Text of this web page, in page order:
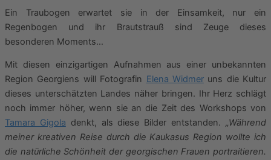
Ein Traubogen erwartet sie in der Einsamkeit, nur ein
Regenbogen und ihr Brautstrauß sind Zeuge dieses
besonderen Moments…
Mit diesen einzigartigen Aufnahmen aus einer unbekannten
Region Georgiens will Fotografin Elena Widmeruns die Kultur
dieses unterschätzten Landes näher bringen. Ihr Herz schlägt
noch immer höher, wenn sie an die Zeit des Workshops von
Tamara Gigola denkt, als diese Bilder entstanden. „Während
meiner kreativen Reise durch die Kaukasus Region wollte ich
die natürliche Schönheit der georgischen Frauen portraitieren.